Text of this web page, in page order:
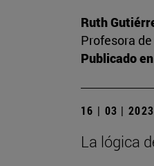
Ruth
Profesora
Publicado
16 | 03 | 2023
La lógica